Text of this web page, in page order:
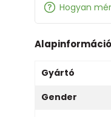
Hogyan
Gyártó
Gender